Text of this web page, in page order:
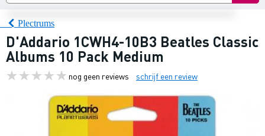
Plectrums
D'Addario 1CWH4-10B3 Beatles Classic
Albums 10 Pack Medium
nog geen reviews schrijf een review